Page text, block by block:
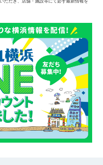
ただき、店舗・施設等にて必ず最新情報を